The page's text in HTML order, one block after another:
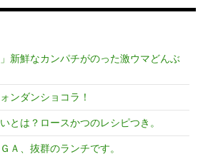
新鮮なカンパチがのった激ウマどんぶ
ンダンショコラ！
とは？ロースかつのレシピつき。
Ａ、抜群のランチです。